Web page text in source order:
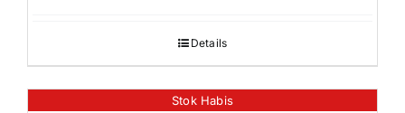
Details
Stok Habis